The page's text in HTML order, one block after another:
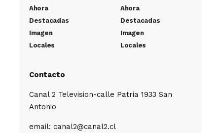
Ahora
Destacadas
Imagen
Locales
Ahora
Destacadas
Imagen
Locales
Contacto
Canal 2 Television-calle Patria 1933 San
Antonio
email: canal2@canal2.cl